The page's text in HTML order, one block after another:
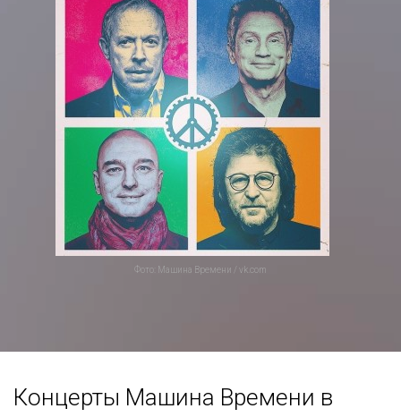
Фото: Машина Времени / vk.com
Концерты Машина Времени в